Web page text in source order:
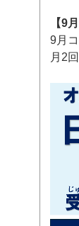
【9
9月
月2